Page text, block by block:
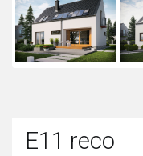
E11 reco